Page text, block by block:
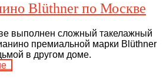
Blüthner по Москве
выполнен сложный такелажный
премиальной марки Blüthner
в другом доме.